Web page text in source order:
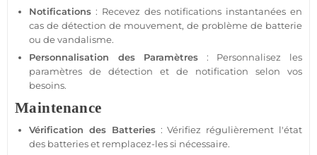
Notifications : Recevez des notifications instantanées en
cas de détection de mouvement, de problème de batterie
ou de vandalisme.
Personnalisation des Paramètres : Personnalisez les
paramètres de détection et de notification selon vos
besoins.
Maintenance
Vérification des Batteries: Vérifiez régulièrement l'état
des batteries et remplacez-les si nécessaire.